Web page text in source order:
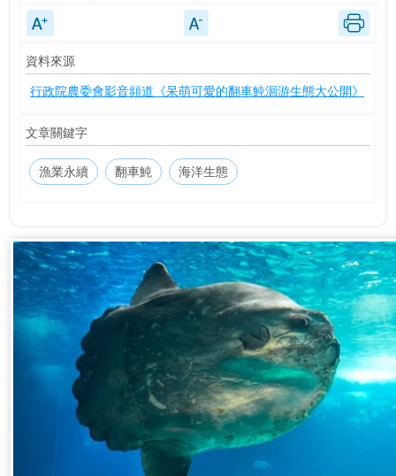
資料來源
行政院農委會影音頻道《呆萌可愛的翻車魨洄游生態大公開》
文章關鍵字
漁業永續 翻車魨 海洋生態